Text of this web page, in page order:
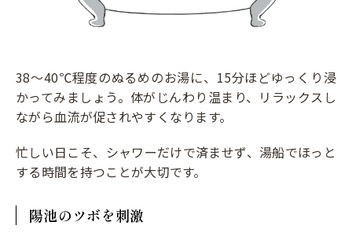
38～40℃程度のぬるめのお湯に、15分ほどゆっくり浸
かってみましょう。体がじんわり温まり、リラックスし
ながら血流が促されやすくなります。
忙しい日こそ、シャワーだけで済ませず、湯船でほっと
する時間を持つことが大切です。
陽池のツボを刺激